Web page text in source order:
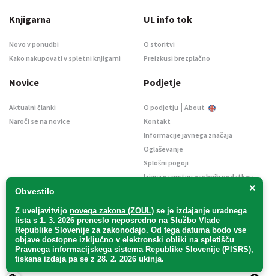
×
Obvestilo
Z uveljavitvijo novega zakona (ZOUL) se je izdajanje uradnega
lista s 1. 3. 2026 preneslo neposredno na Službo Vlade
Republike Slovenije za zakonodajo. Od tega datuma bodo vse
objave dostopne izključno v elektronski obliki na spletišču
Pravnega informacijskega sistema Republike Slovenije (PISRS),
tiskana izdaja pa se z 28. 2. 2026 ukinja.
Knjigarna
Novo v ponudbi
Kako nakupovati v spletni knjigarni
UL info tok
O storitvi
Preizkusi brezplačno
Novice
Aktualni članki
Naroči se na novice
Podjetje
O podjetju | About
Kontakt
Informacije javnega značaja
Oglaševanje
Splošni pogoji
Izjava o varstvu osebnih podatkov
Uradni list d. o. o. – v likvidaciji / Vse pravice pridržane.